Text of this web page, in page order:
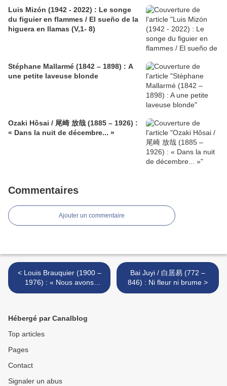
Luis Mizón (1942 - 2022) : Le songe
du figuier en flammes / El sueño de la
higuera en llamas (V,1- 8)
Stéphane Mallarmé (1842 – 1898) : A
une petite laveuse blonde
Ozaki Hôsai / 尾崎 放哉 (1885 – 1926) :
« Dans la nuit de décembre... »
Commentaires
Ajouter un commentaire
< Louis Brauquier (1900 –
1976) : « Nous avons
marché côte à côte ... »
Bai Juyi / 白居易 (772 –
846) : Ni fleur ni brume >
Hébergé par Canalblog
Top articles
Pages
Contact
Signaler un abus